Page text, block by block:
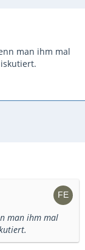
man ihm mal
man ihm mal